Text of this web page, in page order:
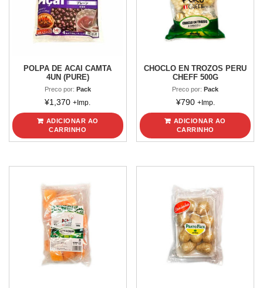
POLPA DE ACAI CAMTA
4UN (PURE)
Preco por: Pack
¥1,370 +Imp.
ADICIONAR AO
CARRINHO
CHOCLO EN TROZOS PERU
CHEFF 500G
Preco por:Pack
¥790 +Imp.
ADICIONAR AO
CARRINHO